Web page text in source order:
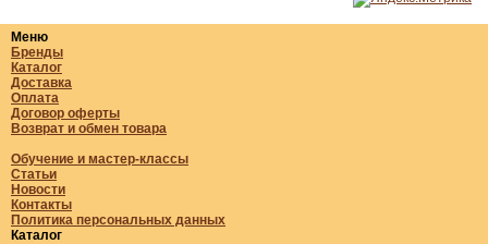
Меню
Бренды
Каталог
Доставка
Оплата
Договор оферты
Возврат и обмен товара
Обучение и мастер-классы
Статьи
Новости
Контакты
Политика персональных данных
Каталог